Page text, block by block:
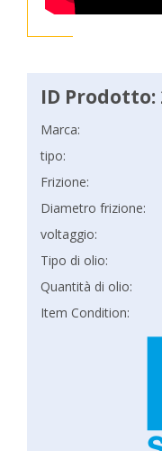
ID Prodotto:
Marca:
tipo:
Frizione:
Diametro frizione:
voltaggio:
Tipo di olio:
Quantità di olio:
Item Condition: